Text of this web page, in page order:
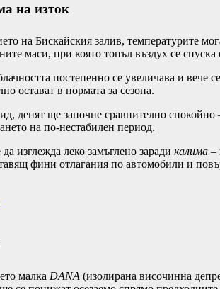
на изток
на Бискайския залив, температурите
маси, при която топъл въздух се
постепенно се увеличава и вече
остават в нормата за сезона.
, денят ще започне сравнително
на по-нестабилен период.
изглежда леко замъглено заради калима –
фини отлагания по автомобили и
малка DANA (изолирана височинна